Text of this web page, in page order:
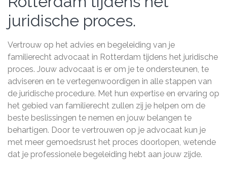
juridische proces.
Vertrouw op het advies en begeleiding van je
familierecht advocaat in Rotterdam tijdens het juridische
proces. Jouw advocaat is er om je te ondersteunen, te
adviseren en te vertegenwoordigen in alle stappen van
de juridische procedure. Met hun expertise en ervaring op
het gebied van familierecht zullen zij je helpen om de
beste beslissingen te nemen en jouw belangen te
behartigen. Door te vertrouwen op je advocaat kun je
met meer gemoedsrust het proces doorlopen, wetende
dat je professionele begeleiding hebt aan jouw zijde.